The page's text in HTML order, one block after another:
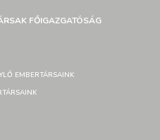
FŐIGAZGATÓSÁG
EMBERTÁRSAINK